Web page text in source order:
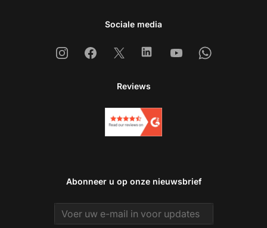
Sociale media
InstagramFacebook
X LinkedinYoutubeWhatsapp
Reviews
Abonneer u op onze nieuwsbrief
Email address